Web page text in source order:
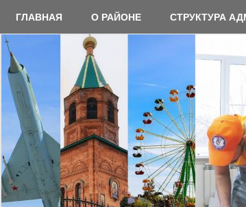
содержимому
ГЛАВНАЯ О РАЙОНЕ СТРУКТУРА